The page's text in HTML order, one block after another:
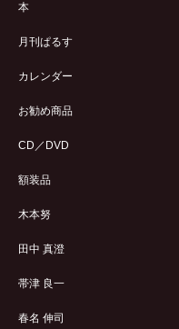
本
月刊ぱるす
カレンダー
お勧め商品
CD／DVD
額装品
木本努
田中 真澄
帯津 良一
春名 伸司